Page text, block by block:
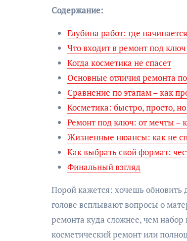
Содержание:
Глубина работ: где
Что входит в ремонт под ключ
Когда косметика не спасет
Основные отличия ремонта
Сравнение по этапам – как
Косметика: быстро, просто,
Ремонт под ключ: от мечты –
Жизненные нюансы: как не
Как выбрать свой формат:
Финальный взгляд
Порой кажется: хочешь обновить
голове всплывают вопросы о
ремонта куда сложнее, чем
косметический ремонт или